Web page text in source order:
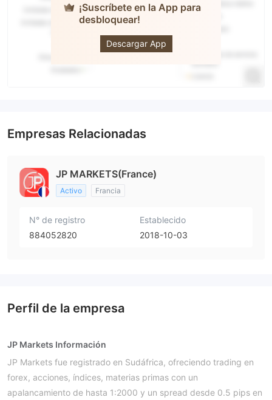
¡Suscríbete en la App para
desbloquear!
Descargar App
JP Markets
Empresas Relacionadas
JP MARKETS(France)
Activo Francia
N° de registro
884052820
Establecido
2018-10-03
Perfil de la empresa
JP Markets Información
JP Markets fue registrado en Sudáfrica, ofreciendo trading en
forex, acciones, índices, materias primas con un
apalancamiento de hasta 1:2000 y un spread desde 0.5 pips en